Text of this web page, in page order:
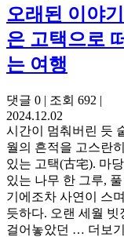
오래된 이야
은 고택으로
는 여행
댓글 0 | 조회 692 |
2024.12.02
시간이 멈춰버린 듯
월의 흔적을 고스란
있는 고택(古宅). 마
있는 나무 한 그루, 풀
기에조차 사연이 스
듯하다. 오랜 세월 빗
걸어놓았던 … 더보기